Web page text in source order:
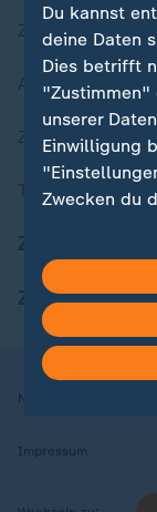
Zuletzt
Aktuelle
ZDFheute Stories
Themen im
ZDFheute
Nutzungsbedingungen
Impressum
Du kannst
deine Daten
Dies betrifft
"Zustimmen"
unserer
Einwilligung
Zwecken du
in deinen
Hier findest
Weitere